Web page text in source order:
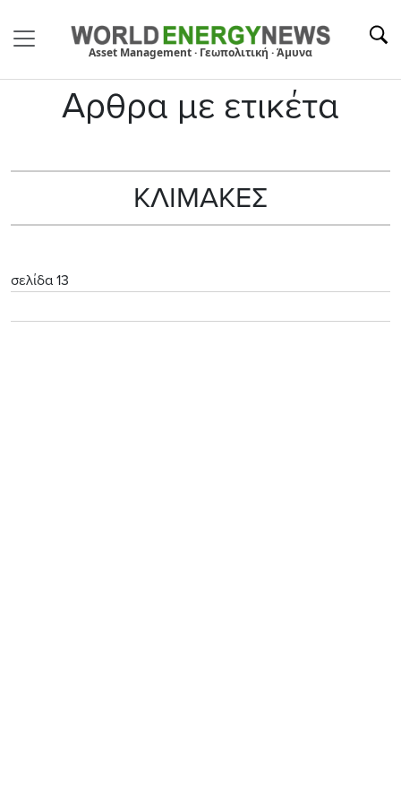
Asset Management · Γεωπολιτική · Άμυνα
Αρθρα με ετικέτα
ΚΛΙΜΑΚΕΣ
σελίδα 13